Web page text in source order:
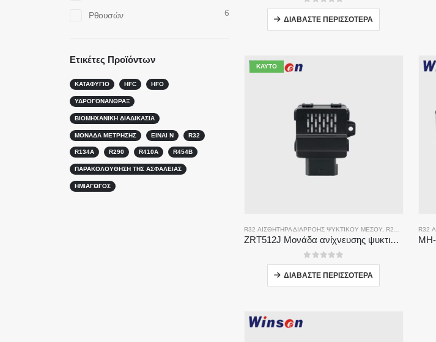
0από 5
ΔΙΑΒΆΣΤΕ ΠΕΡΙΣΣΌΤΕΡΑ
ΚΑΥΤΌ
R32 ΑΙΣΘΗΤΉΡΑ ΔΙΑΡΡΟΉΣ ΨΥΚΤΙΚΟΎ ΜΈΣΟΥ, R290 ΑΙΣΘΗΤΉΡΑΣ ΔΙΑΡΡΟΉΣ ΨΥΚΤΙΚΟΎ ΜΈΣΟΥ
ZRT512J Μονάδα ανίχνευσης ψυκτικού μέσου | Αισθητήρας αερίου NDIR για R32, R454B, R290 | Επικοινωνία RS485
0από 5
ΔΙΑΒΆΣΤΕ ΠΕΡΙΣΣΌΤΕΡΑ
R32
Ρθουσών 6
Ετικέτες Προϊόντων
ΚΑΤΑΦΎΓΙΟ HFC HFO
ΥΔΡΟΓΟΝΆΝΘΡΑΞ
ΒΙΟΜΗΧΑΝΙΚΉ ΔΙΑΔΙΚΑΣΊΑ
ΜΟΝΆΔΑ ΜΈΤΡΗΣΗΣ ΕΊΝΑΙ N R32
R134A R290 R410A R454B
ΠΑΡΑΚΟΛΟΎΘΗΣΗ ΤΗΣ ΑΣΦΆΛΕΙΑΣ
ΗΜΙΑΓΩΓΌΣ